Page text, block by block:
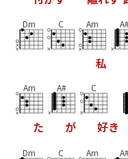
Dm C Am
私
Am
た
A#
が
C
好き
Dm C Am